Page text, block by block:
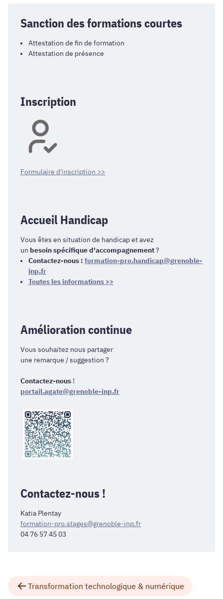
Sanction des formations courtes
Attestation de fin de formation
Attestation de présence
Inscription
Formulaire d'inscription >>
Accueil Handicap
Vous êtes en situation de handicap et avez
un besoin spécifique d'accompagnement?
Contactez-nous : formation-pro.handicap@grenoble-
inp.fr
Toutes les informations >>
Amélioration continue
Vous souhaitez nous partager
une remarque / suggestion ?
Contactez-nous !
portail.agate@grenoble-inp.fr
Contactez-nous !
Katia Plentay
formation-pro.stages@grenoble-inp.fr
04 76 57 45 03
Transformation technologique & numérique